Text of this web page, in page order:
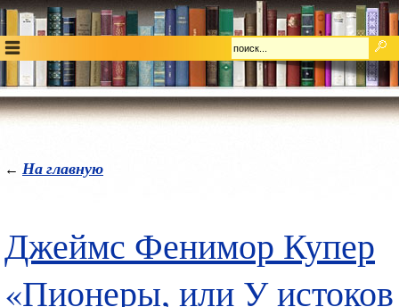
← На главную
Джеймс Фенимор Купер
«Пионеры, или У истоков